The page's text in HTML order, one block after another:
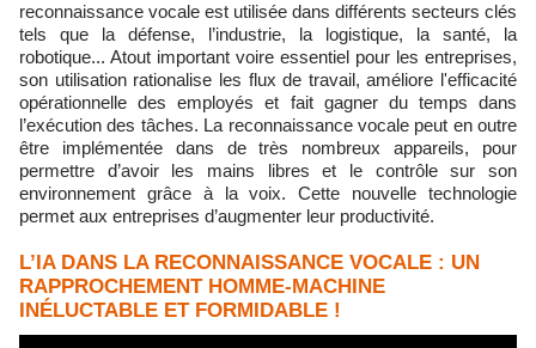
reconnaissance vocale est utilisée dans différents secteurs clés
tels que la défense, l’industrie, la logistique, la santé, la
robotique... Atout important voire essentiel pour les entreprises,
son utilisation rationalise les flux de travail, améliore l'efficacité
opérationnelle des employés et fait gagner du temps dans
l’exécution des tâches. La reconnaissance vocale peut en outre
être implémentée dans de très nombreux appareils, pour
permettre d’avoir les mains libres et le contrôle sur son
environnement grâce à la voix. Cette nouvelle technologie
permet aux entreprises d’augmenter leur productivité.
L’IA DANS LA RECONNAISSANCE VOCALE : UN
RAPPROCHEMENT HOMME-MACHINE
INÉLUCTABLE ET FORMIDABLE !